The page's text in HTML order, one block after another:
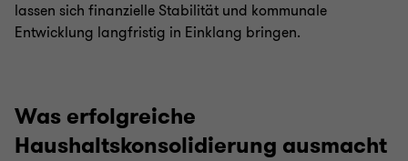
lassen sich finanzielle Stabilität und kommunale
Entwicklung langfristig in Einklang bringen.
Was erfolgreiche
Haushaltskonsolidierung ausmacht